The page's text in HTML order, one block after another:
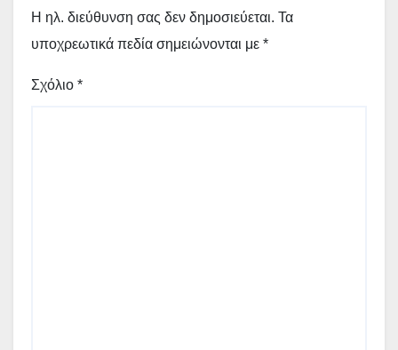
Η ηλ. διεύθυνση σας δεν δημοσιεύεται. Τα
υποχρεωτικά πεδία σημειώνονται με *
Σχόλιο *